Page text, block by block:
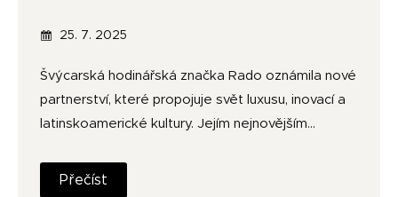
25. 7. 2025
Švýcarská hodinářská značka Rado oznámila nové
partnerství, které propojuje svět luxusu, inovací a
latinskoamerické kultury. Jejím nejnovějším…
Přečíst